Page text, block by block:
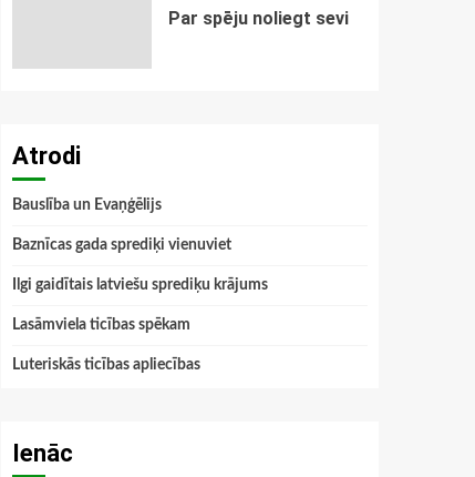
Par spēju noliegt sevi
Atrodi
Bauslība un Evaņģēlijs
Baznīcas gada sprediķi vienuviet
Ilgi gaidītais latviešu sprediķu krājums
Lasāmviela ticības spēkam
Luteriskās ticības apliecības
Ienāc